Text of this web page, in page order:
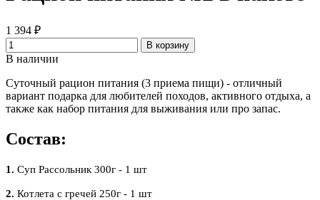
1 394 ₽
В корзину
В наличии
Суточный рацион питания (3 приема пищи) - отличный
вариант подарка для любителей походов, активного отдыха, а
также как набор питания для выживания или про запас.
Состав:
1. Суп Рассольник 300г - 1 шт
2. Котлета с гречей 250г - 1 шт